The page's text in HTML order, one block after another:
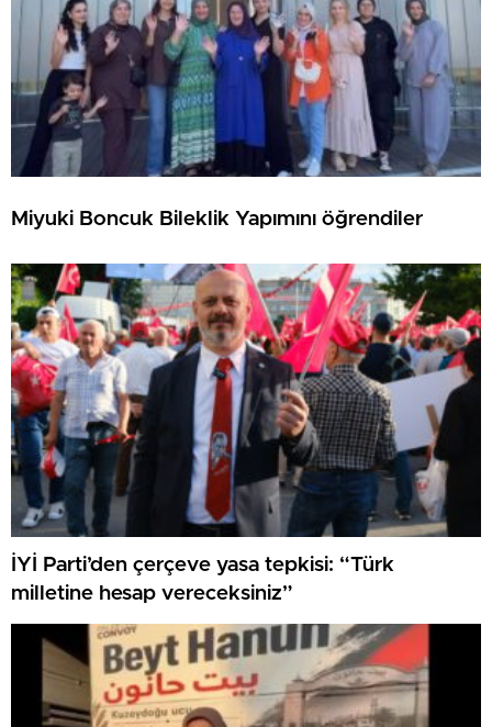
Miyuki Boncuk Bileklik Yapımını öğrendiler
İYİ Parti’den çerçeve yasa tepkisi: “Türk
milletine hesap vereceksiniz”